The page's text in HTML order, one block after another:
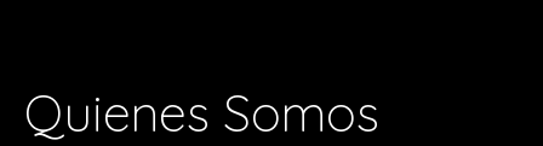
Quienes Somos